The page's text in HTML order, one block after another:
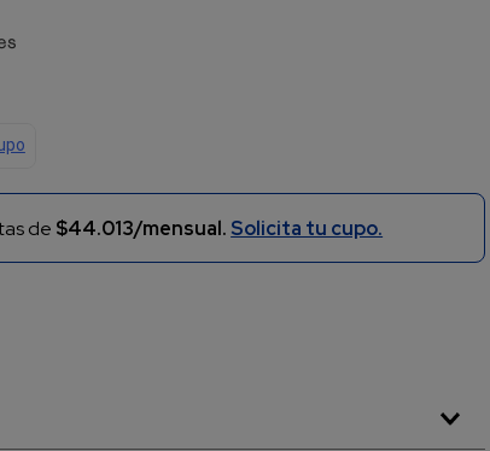
de $44.013/mensual. Solicita tu cupo.